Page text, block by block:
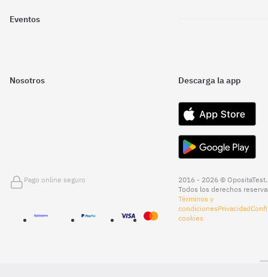
Eventos
Nosotros Descarga la app
Pago online seguro
2016 - 2026 © OpositaTest.
Todos los derechos
Términos y
condicionesPrivacidad
cookies